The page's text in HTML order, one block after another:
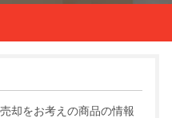
却をお考えの商品の情報